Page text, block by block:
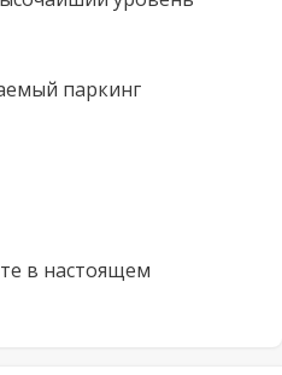
паркинг
в настоящем